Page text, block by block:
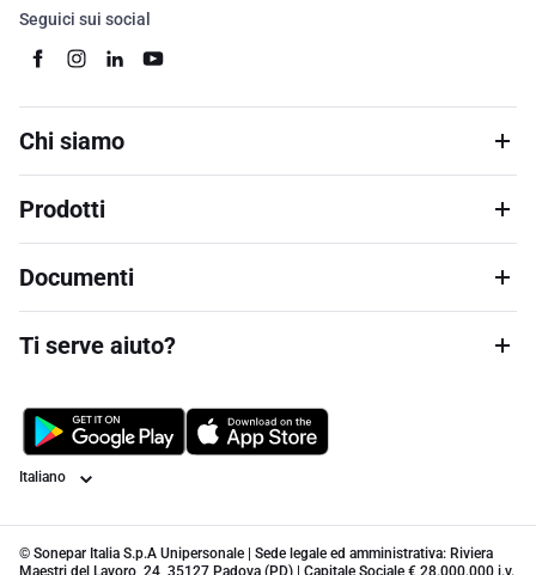
Seguici sui social
Chi siamo
Prodotti
Documenti
Ti serve aiuto?
Lingua
© Sonepar Italia S.p.A Unipersonale | Sede legale ed amministrativa: Riviera
Maestri del Lavoro, 24, 35127 Padova (PD) | Capitale Sociale € 28.000.000 i.v.